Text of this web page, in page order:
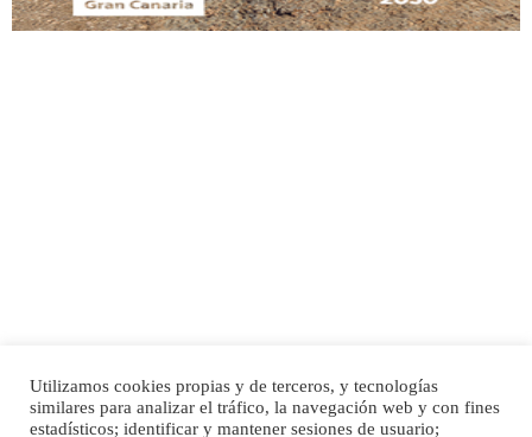
SHIBA PERDIDO AVDA JOSE MESA Y LOPEZ
PERRO MACHO RAZA SHIBA CON MICROCHIP PERDIDO HOY 06/07/2025 ZONA
Utilizamos cookies propias y de terceros, y tecnologías
similares para analizar el tráfico, la navegación web y con fines
estadísticos; identificar y mantener sesiones de usuario;